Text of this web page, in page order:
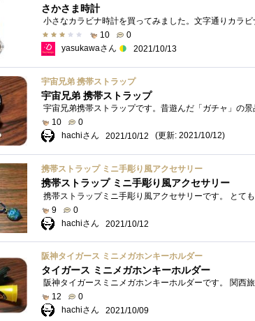
さかさま時計
10
0
yasukawaさん
2021/10/13
宇宙兄弟 携帯ストラップ
宇宙兄弟 携帯ストラップ
10
0
hachiさん
2021/10/12 (更新: 2021/10/12)
携帯ストラップ ミニ手彫り風アクセサリー
携帯ストラップ ミニ手彫り風アクセサリー
9
0
hachiさん
2021/10/12
阪神タイガース ミニメガホンキーホルダー
タイガース ミニメガホンキーホルダー
阪神タイガースミニメガホンキーホルダーです。 関西旅
12
0
hachiさん
2021/10/09